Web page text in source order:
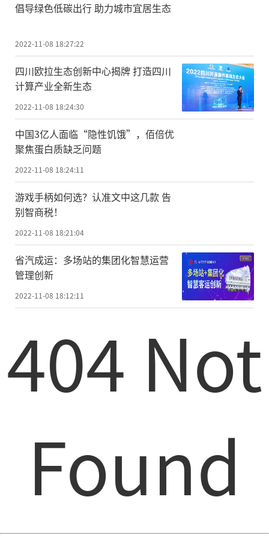
倡导绿色低碳出行 助力城市宜居生态
2022-11-08 18:27:22
四川欧拉生态创新中心揭牌 打造四川
计算产业全新生态
2022-11-08 18:24:30
中国3亿人面临“隐性饥饿”，佰倍优
聚焦蛋白质缺乏问题
2022-11-08 18:24:11
游戏手柄如何选？认准文中这几款 告
别智商税！
2022-11-08 18:21:04
省汽成运：多场站的集团化智慧运营
管理创新
2022-11-08 18:12:11
404 Not
Found